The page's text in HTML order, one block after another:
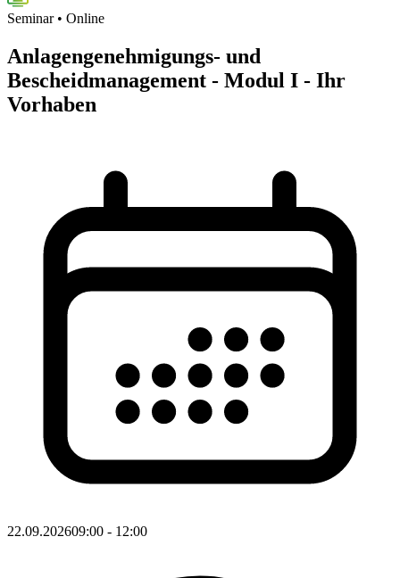
Seminar • Online
Anlagengenehmigungs- und
Bescheidmanagement - Modul I - Ihr
Vorhaben
22.09.202609:00 - 12:00